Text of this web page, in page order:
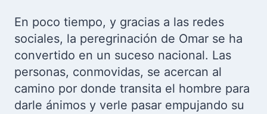
En poco tiempo, y gracias a las redes
sociales, la peregrinación de Omar se ha
convertido en un suceso nacional. Las
personas, conmovidas, se acercan al
camino por donde transita el hombre para
darle ánimos y verle pasar empujando su